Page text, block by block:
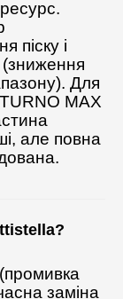
піску і
(зниження
Для
MAX
але повна
заміна